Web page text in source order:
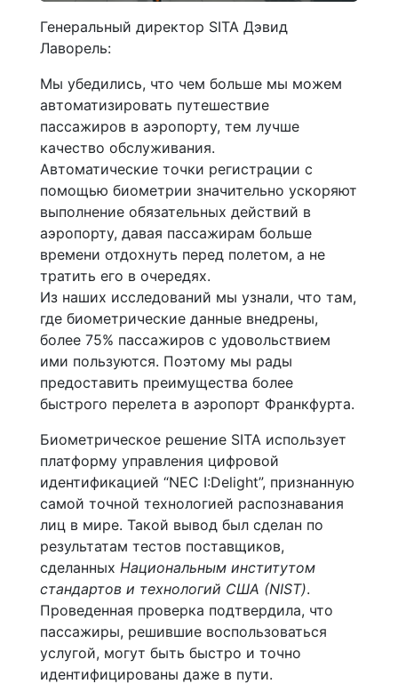
Генеральный директор SITA Дэвид
Лаворель:
Мы убедились, что чем больше мы можем
автоматизировать путешествие
пассажиров в аэропорту, тем лучше
качество обслуживания.
Автоматические точки регистрации с
помощью биометрии значительно ускоряют
выполнение обязательных действий в
аэропорту, давая пассажирам больше
времени отдохнуть перед полетом, а не
тратить его в очередях.
Из наших исследований мы узнали, что там,
где биометрические данные внедрены,
более 75% пассажиров с удовольствием
ими пользуются. Поэтому мы рады
предоставить преимущества более
быстрого перелета в аэропорт Франкфурта.
Биометрическое решение SITA использует
платформу управления цифровой
идентификацией “NEC I:Delight”, признанную
самой точной технологией распознавания
лиц в мире. Такой вывод был сделан по
результатам тестов поставщиков,
сделанных Национальным институтом
стандартов и технологий США (NIST).
Проведенная проверка подтвердила, что
пассажиры, решившие воспользоваться
услугой, могут быть быстро и точно
идентифицированы даже в пути.